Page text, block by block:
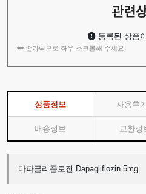
관련
등록된 상품
손가락으로 좌우 스크롤해 주세요.
상품정보 사용후기
배송정보 교환정
다파글리플로진 Dapagliflozin 5mg